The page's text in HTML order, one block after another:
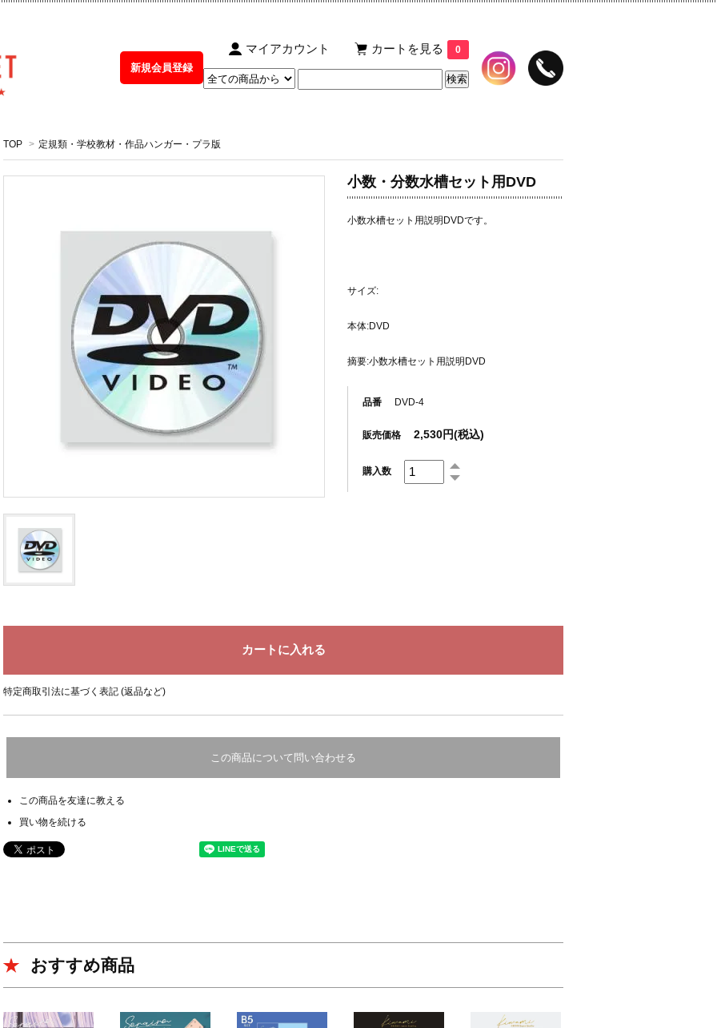
マイアカウント カートを見る 0
新規会員登録
TOP > 定規類・学校教材・作品ハンガー・プラ版
小数・分数水槽セット用DVD
小数水槽セット用説明DVDです。
サイズ:
本体:DVD
摘要:小数水槽セット用説明DVD
品番 DVD-4
販売価格 2,530円(税込)
購入数
特定商取引法に基づく表記 (返品など)
この商品について問い合わせる
この商品を友達に教える
買い物を続ける
おすすめ商品